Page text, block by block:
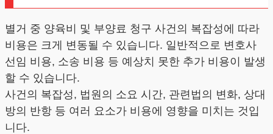
별거 중 양육비 및 부양료 청구 사건의 복잡성에 따라
비용은 크게 변동될 수 있습니다. 일반적으로 변호사
선임 비용, 소송 비용 등 예상치 못한 추가 비용이 발생
할 수 있습니다.
사건의 복잡성, 법원의 소요 시간, 관련법의 변화, 상대
방의 반항 등 여러 요소가 비용에 영향을 미치는 것입
니다.